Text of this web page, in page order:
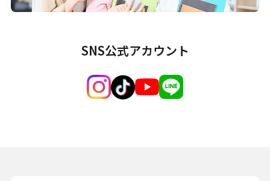
SNS公式アカウント